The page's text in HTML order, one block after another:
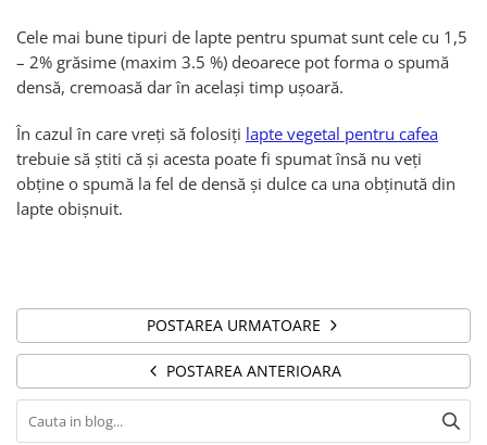
Cele mai bune tipuri de lapte pentru spumat sunt cele cu 1,5
– 2% grăsime (maxim 3.5 %) deoarece pot forma o spumă
densă, cremoasă dar în același timp ușoară.
În cazul în care vreți să folosiți lapte vegetal pentru cafea
trebuie să știti că și acesta poate fi spumat însă nu veți
obține o spumă la fel de densă și dulce ca una obținută din
lapte obișnuit.
POSTAREA URMATOARE
POSTAREA ANTERIOARA